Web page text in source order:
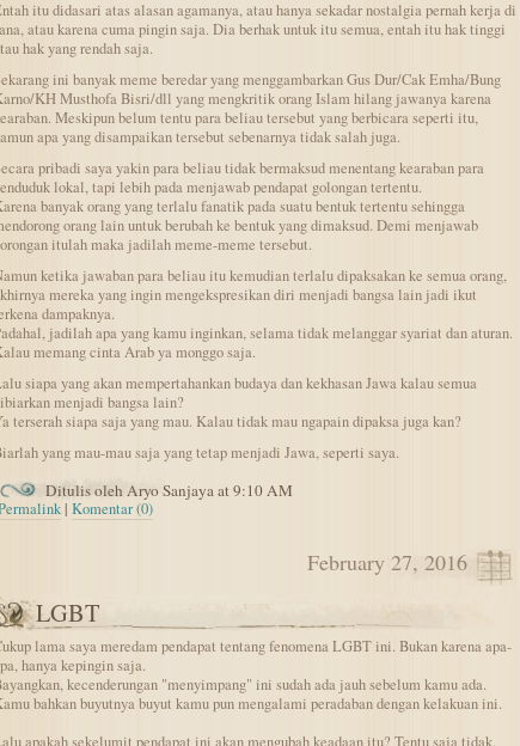
itu didasari atas alasan agamanya, atau hanya sekadar nostalgia pernah kerja di
atau karena cuma pingin saja. Dia berhak untuk itu semua, entah itu hak tinggi
hak yang rendah saja.
ini banyak meme beredar yang menggambarkan Gus Dur/Cak Emha/Bung
KH Musthofa Bisri/dll yang mengkritik orang Islam hilang jawanya karena
Meskipun belum tentu para beliau tersebut yang berbicara seperti itu,
apa yang disampaikan tersebut sebenarnya tidak salah juga.
pribadi saya yakin para beliau tidak bermaksud menentang kearaban para
lokal, tapi lebih pada menjawab pendapat golongan tertentu.
banyak orang yang terlalu fanatik pada suatu bentuk tertentu sehingga
orang lain untuk berubah ke bentuk yang dimaksud. Demi menjawab
itulah maka jadilah meme-meme tersebut.
ketika jawaban para beliau itu kemudian terlalu dipaksakan ke semua orang,
mereka yang ingin mengekspresikan diri menjadi bangsa lain jadi ikut
dampaknya.
jadilah apa yang kamu inginkan, selama tidak melanggar syariat dan aturan.
memang cinta Arab ya monggo saja.
siapa yang akan mempertahankan budaya dan kekhasan Jawa kalau semua
menjadi bangsa lain?
terserah siapa saja yang mau. Kalau tidak mau ngapain dipaksa juga kan?
yang mau-mau saja yang tetap menjadi Jawa, seperti saya.
Ditulis oleh Aryo Sanjaya at 9:10 AM
|Komentar (0)
February 27, 2016
LGBT
lama saya meredam pendapat tentang fenomena LGBT ini. Bukan karena apa-
hanya kepingin saja.
kecenderungan "menyimpang" ini sudah ada jauh sebelum kamu ada.
bahkan buyutnya buyut kamu pun mengalami peradaban dengan kelakuan ini.
apakah sekelumit pendapat ini akan mengubah keadaan itu? Tentu saja tidak.